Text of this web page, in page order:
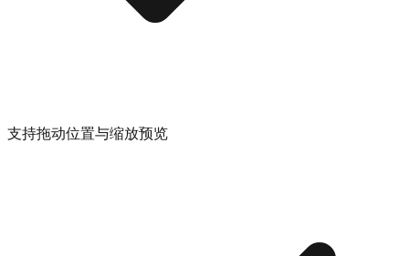
支持拖动位置与缩放预览